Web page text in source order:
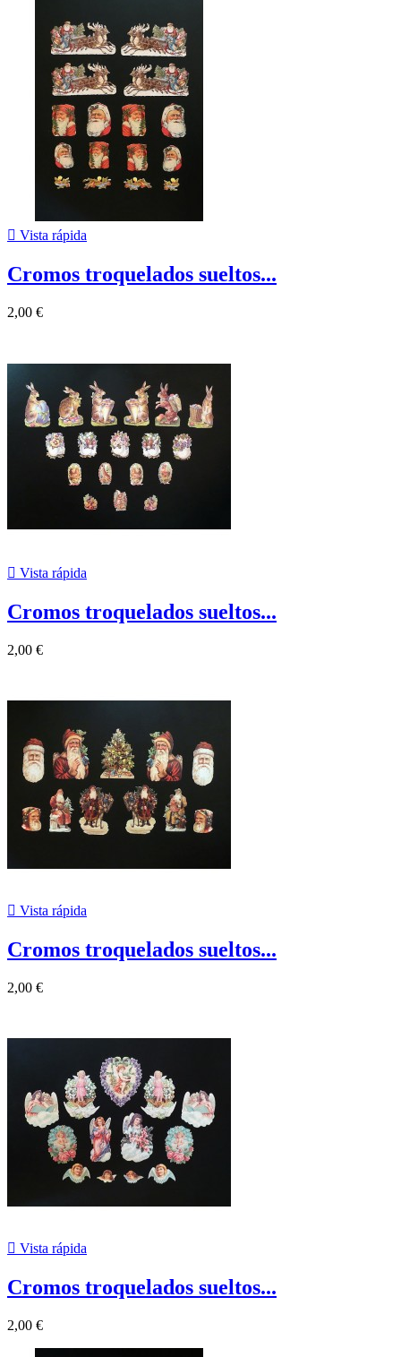
 Vista rápida
Cromos troquelados sueltos...
2,00 €
 Vista rápida
Cromos troquelados sueltos...
2,00 €
 Vista rápida
Cromos troquelados sueltos...
2,00 €
 Vista rápida
Cromos troquelados sueltos...
2,00 €